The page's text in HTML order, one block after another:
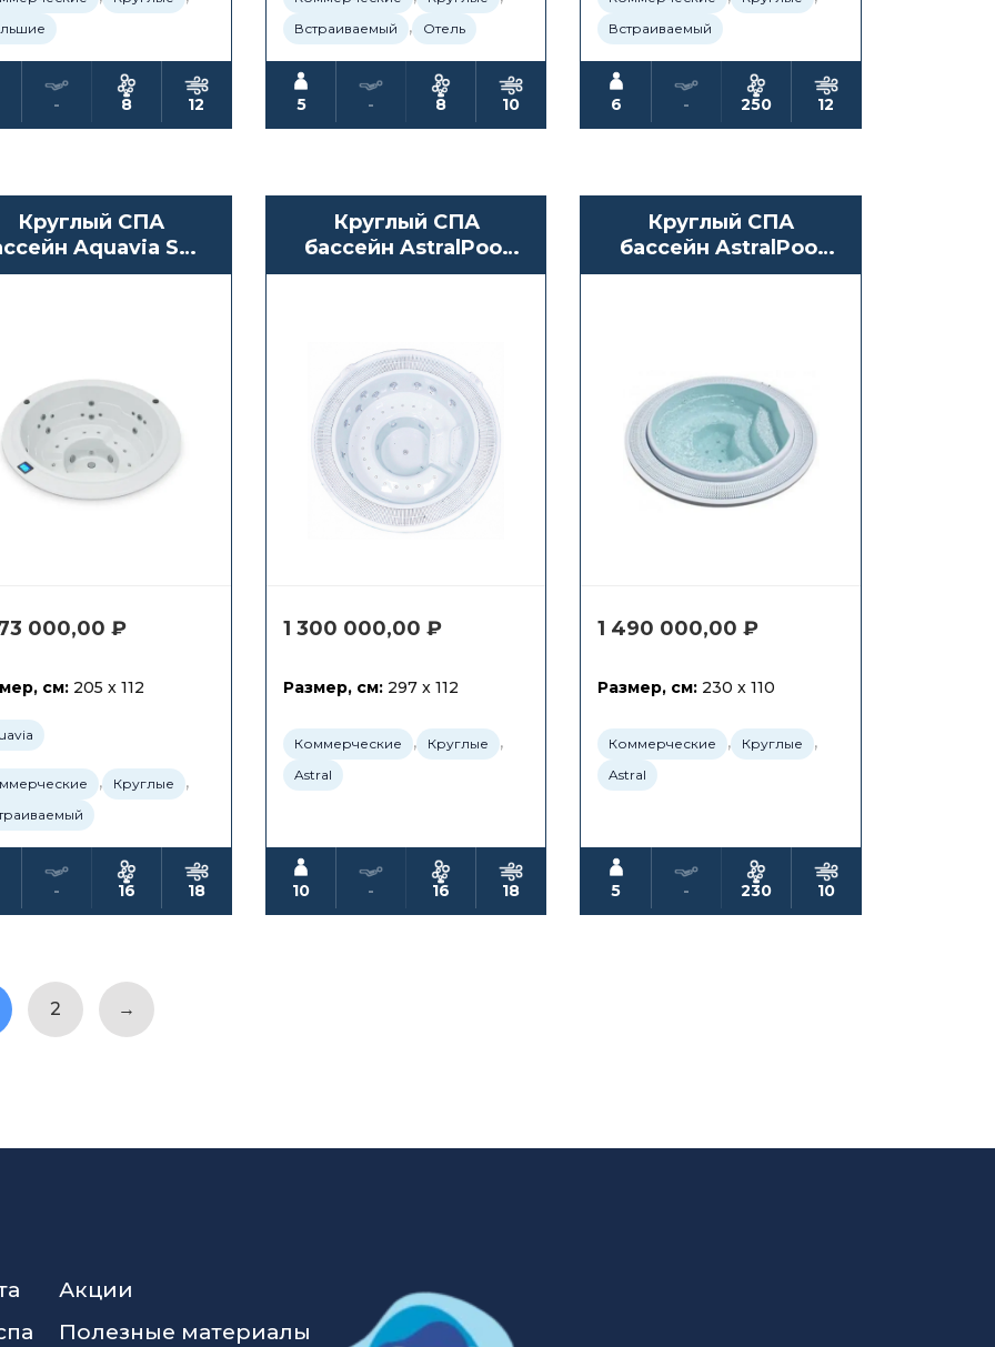
- 8 12
Встраиваемый , Отель
5 - 8 10
Встраиваемый
6 - 250 12
Круглый СПА
Aquavia Spa
Round 2
000,00 ₽
см:205 x 112
, Круглые ,
- 16 18
Круглый СПА
бассейн AstralPool
Coliseum
1 300 000,00 ₽
Размер, см:297 x 112
Коммерческие , Круглые ,
Astral
10 - 16 18
Круглый СПА
бассейн AstralPool
Odisea
1 490 000,00₽
Размер, см: 230 x 110
Коммерческие , Круглые ,
Astral
5 - 230 10
2 →
Акции
Полезные материалы